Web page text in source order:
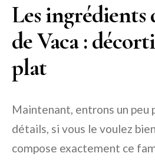
Les ingrédients
de Vaca :
plat
Maintenant, entrons un peu
détails, si vous le voulez
compose exactement ce